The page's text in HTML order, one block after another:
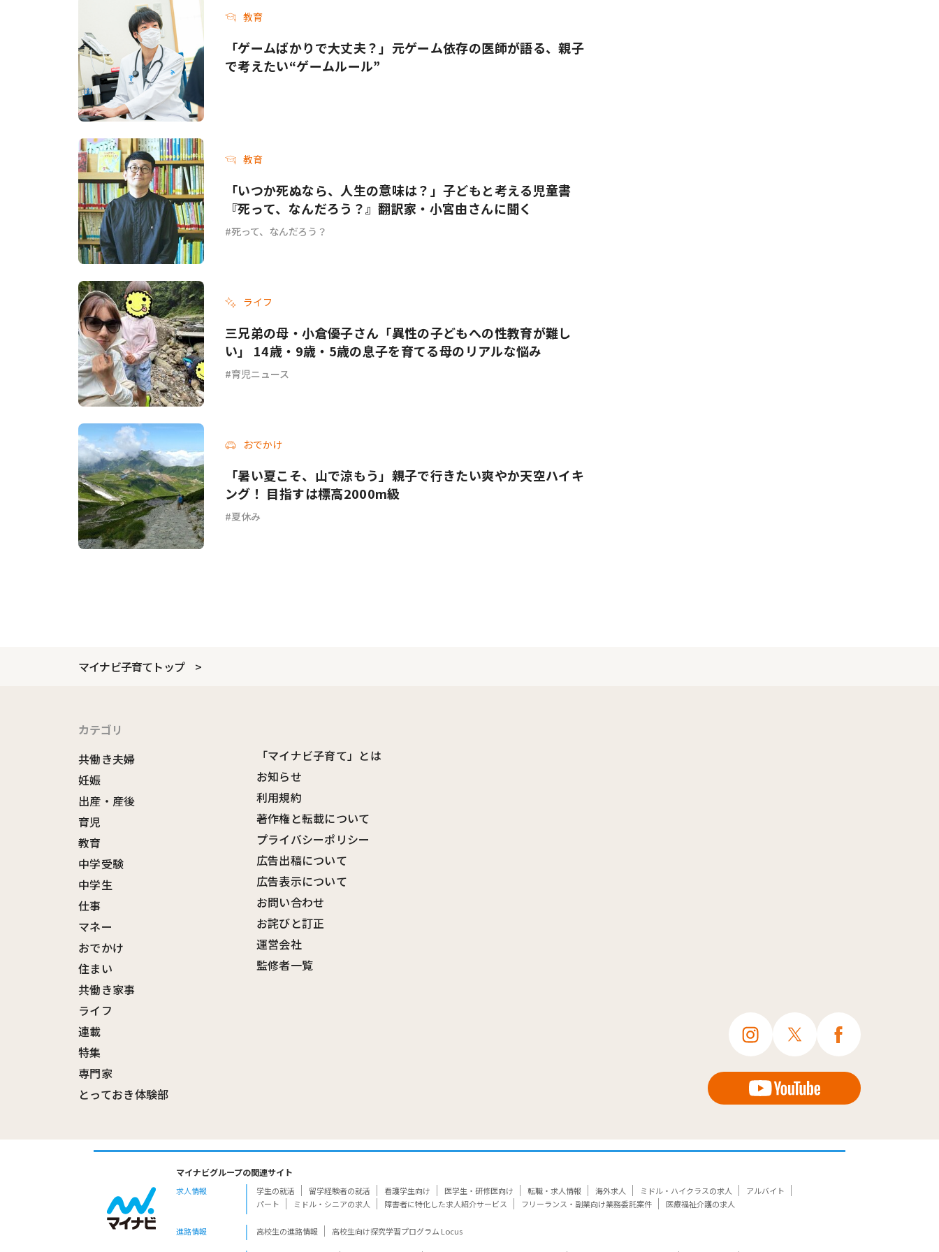
教育
「ゲームばかりで大丈夫？」元ゲーム依存の医師が語る、親子
で考えたい“ゲームルール”
教育
「いつか死ぬなら、人生の意味は？」子どもと考える児童書
『死って、なんだろう？』翻訳家・小宮由さんに聞く
死って、なんだろう？
ライフ
三兄弟の母・小倉優子さん「異性の子どもへの性教育が難し
い」 14歳・9歳・5歳の息子を育てる母のリアルな悩み
育児ニュース
おでかけ
「暑い夏こそ、山で涼もう」親子で行きたい爽やか天空ハイキ
ング！ 目指すは標高2000m級
夏休み
マイナビ子育てトップ
カテゴリ
共働き夫婦
妊娠
出産・産後
育児
教育
中学受験
中学生
仕事
マネー
おでかけ
住まい
共働き家事
ライフ
連載
特集
専門家
とっておき体験部
「マイナビ子育て」とは
お知らせ
利用規約
著作権と転載について
プライバシーポリシー
広告出稿について
広告表示について
お問い合わせ
お詫びと訂正
運営会社
監修者一覧
マイナビグループの関連サイト
求人情報 学生の就活 留学経験者の就活 看護学生向け 医学生・研修医向け 転職・求人情報 海外求人 ミドル・ハイクラスの求人
アルバイト
パート
ミドル・シニアの求人 障害者に特化した求人紹介サービス フリーランス・副業向け業務委託案件 医療福祉介護の求人
進路情報 高校生の進路情報 高校生向け探究学習プログラム Locus